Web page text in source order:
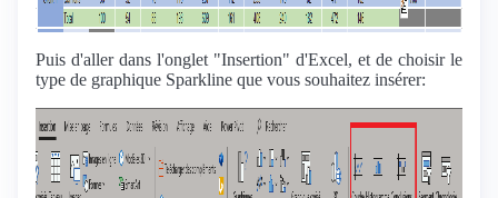
Puis d'aller dans l'onglet "Insertion" d'Excel, et de choisir le
type de graphique Sparkline que vous souhaitez insérer: